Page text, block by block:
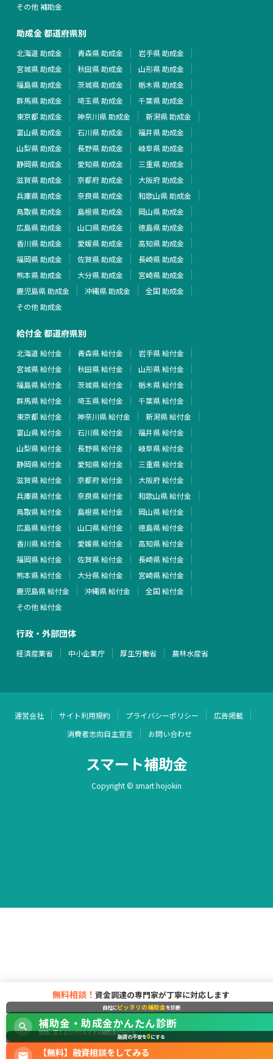
その他 補助金
助成金 都道府県別
北海道 助成金 青森県 助成金
岩手県 助成金
宮城県 助成金
秋田県 助成金
山形県 助成金
福島県 助成金
茨城県 助成金
栃木県 助成金
群馬県 助成金
埼玉県 助成金
千葉県 助成金
東京都 助成金
神奈川県 助成金
新潟県 助成金
富山県 助成金
石川県 助成金
福井県 助成金
山梨県 助成金
長野県 助成金
岐阜県 助成金
静岡県 助成金
愛知県 助成金
三重県 助成金
滋賀県 助成金
京都府 助成金
大阪府 助成金
兵庫県 助成金
奈良県 助成金
和歌山県 助成金
鳥取県 助成金
島根県 助成金
岡山県 助成金
広島県 助成金
山口県 助成金
徳島県 助成金
香川県 助成金
愛媛県 助成金
高知県 助成金
福岡県 助成金
佐賀県 助成金
長崎県 助成金
熊本県 助成金
大分県 助成金
宮崎県 助成金
鹿児島県 助成金
沖縄県 助成金
全国 助成金
その他 助成金
給付金 都道府県別
北海道 給付金 青森県 給付金
岩手県 給付金
宮城県 給付金
秋田県 給付金
山形県 給付金
福島県 給付金
茨城県 給付金
栃木県 給付金
群馬県 給付金
埼玉県 給付金
千葉県 給付金
東京都 給付金
神奈川県 給付金
新潟県 給付金
富山県 給付金
石川県 給付金
福井県 給付金
山梨県 給付金
長野県 給付金
岐阜県 給付金
静岡県 給付金
愛知県 給付金
三重県 給付金
滋賀県 給付金
京都府 給付金
大阪府 給付金
兵庫県 給付金
奈良県 給付金
和歌山県 給付金
鳥取県 給付金
島根県 給付金
岡山県 給付金
広島県 給付金
山口県 給付金
徳島県 給付金
香川県 給付金
愛媛県 給付金
高知県 給付金
福岡県 給付金
佐賀県 給付金
長崎県 給付金
熊本県 給付金
大分県 給付金
宮崎県 給付金
鹿児島県 給付金
沖縄県 給付金
全国 給付金
その他 給付金
行政・外部団体
経済産業省 中小企業庁 厚生労働省 農林水産省
運営会社 サイト利用規約 プライバシーポリシー
広告掲載
消費者志向自主宣言
お問い合わせ
スマート補助金
Copyright © smart hojokin
無料相談！ 資金調達の専門家が丁寧に対応します
自社にピッタリの補助金を診断
補助金・助成金かんたん診断
質問に答えるだけでおすすめ補助金が分かる
融資の不安を0にする
【無料】融資相談をしてみる